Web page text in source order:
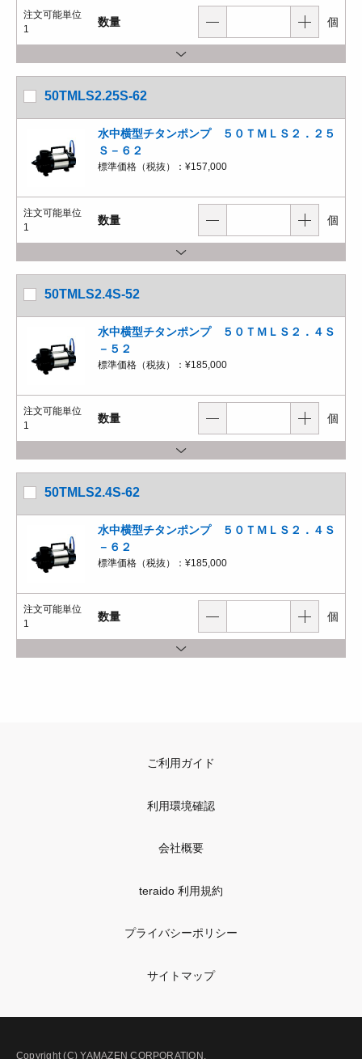
注文可能単位
1
数量 個
50TMLS2.25S-62
水中横型チタンポンプ ５０ＴＭＬＳ２．２５
Ｓ－６２
標準価格（税抜）： ¥157,000
注文可能単位
1
数量 個
50TMLS2.4S-52
水中横型チタンポンプ ５０ＴＭＬＳ２．４Ｓ
－５２
標準価格（税抜）： ¥185,000
注文可能単位
1
数量 個
50TMLS2.4S-62
水中横型チタンポンプ ５０ＴＭＬＳ２．４Ｓ
－６２
標準価格（税抜）： ¥185,000
注文可能単位
1
数量 個
ご利用ガイド
利用環境確認
会社概要
teraido 利用規約
プライバシーポリシー
サイトマップ
Copyright (C) YAMAZEN CORPORATION.